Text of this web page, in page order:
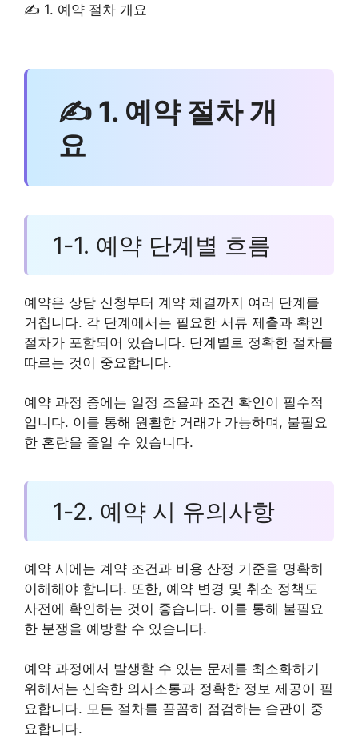
✍ 1. 예약 절차 개요
✍ 1. 예약 절차 개
요
1-1. 예약 단계별 흐름
예약은 상담 신청부터 계약 체결까지 여러 단계를
거칩니다. 각 단계에서는 필요한 서류 제출과 확인
절차가 포함되어 있습니다. 단계별로 정확한 절차를
따르는 것이 중요합니다.
예약 과정 중에는 일정 조율과 조건 확인이 필수적
입니다. 이를 통해 원활한 거래가 가능하며, 불필요
한 혼란을 줄일 수 있습니다.
1-2. 예약 시 유의사항
예약 시에는 계약 조건과 비용 산정 기준을 명확히
이해해야 합니다. 또한, 예약 변경 및 취소 정책도
사전에 확인하는 것이 좋습니다. 이를 통해 불필요
한 분쟁을 예방할 수 있습니다.
예약 과정에서 발생할 수 있는 문제를 최소화하기
위해서는 신속한 의사소통과 정확한 정보 제공이 필
요합니다. 모든 절차를 꼼꼼히 점검하는 습관이 중
요합니다.